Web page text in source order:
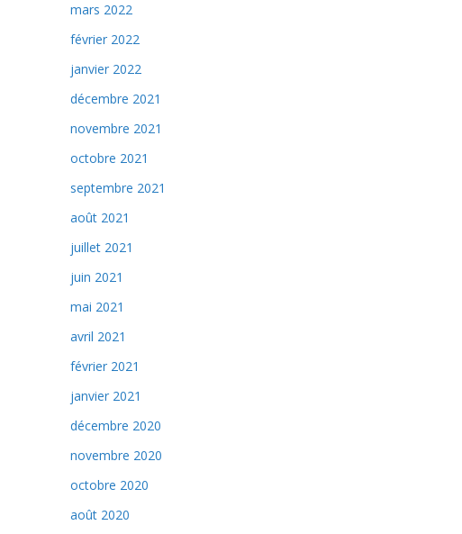
mars 2022
février 2022
janvier 2022
décembre 2021
novembre 2021
octobre 2021
septembre 2021
août 2021
juillet 2021
juin 2021
mai 2021
avril 2021
février 2021
janvier 2021
décembre 2020
novembre 2020
octobre 2020
août 2020